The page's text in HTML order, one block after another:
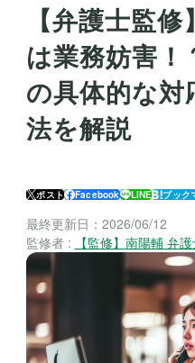
【弁護士監
は業務妨害
の具体的な
法を解説
ポスト Facebook LINE ブック
最終更新日： 2026/06/12
監修者 :
【監修】南陽輔 弁